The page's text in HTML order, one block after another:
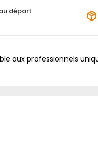
départ
aux professionnels